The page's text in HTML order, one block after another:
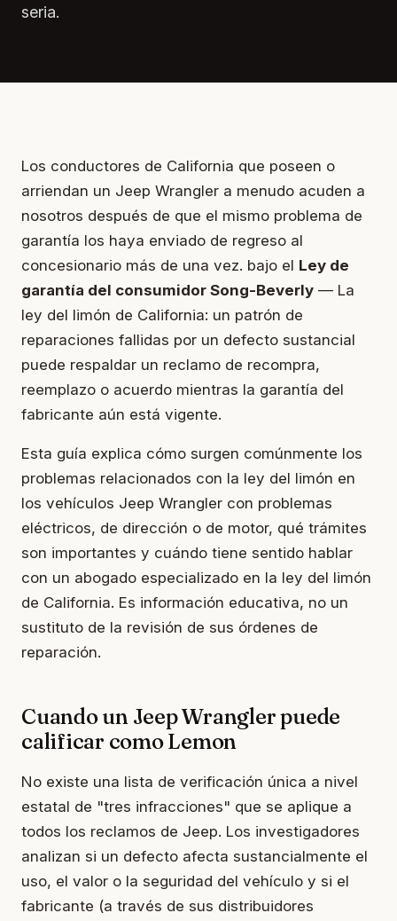
seria.
Los conductores de California que poseen o
arriendan un Jeep Wrangler a menudo acuden a
nosotros después de que el mismo problema de
garantía los haya enviado de regreso al
concesionario más de una vez. bajo el Ley de
garantía del consumidor Song-Beverly — La
ley del limón de California: un patrón de
reparaciones fallidas por un defecto sustancial
puede respaldar un reclamo de recompra,
reemplazo o acuerdo mientras la garantía del
fabricante aún está vigente.
Esta guía explica cómo surgen comúnmente los
problemas relacionados con la ley del limón en
los vehículos Jeep Wrangler con problemas
eléctricos, de dirección o de motor, qué trámites
son importantes y cuándo tiene sentido hablar
con un abogado especializado en la ley del limón
de California. Es información educativa, no un
sustituto de la revisión de sus órdenes de
reparación.
Cuando un Jeep Wrangler puede
calificar como Lemon
No existe una lista de verificación única a nivel
estatal de "tres infracciones" que se aplique a
todos los reclamos de Jeep. Los investigadores
analizan si un defecto afecta sustancialmente el
uso, el valor o la seguridad del vehículo y si el
fabricante (a través de sus distribuidores